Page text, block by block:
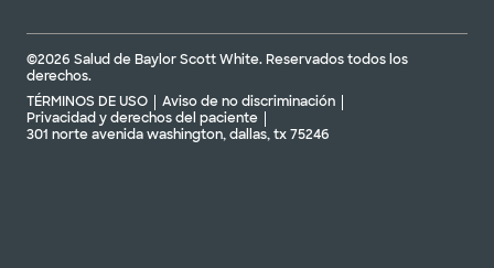
©2026 Salud de Baylor Scott White. Reservados todos los
derechos.
TÉRMINOS DE USO
Aviso de no discriminación
Privacidad y derechos del paciente
301 norte avenida washington, dallas, tx 75246